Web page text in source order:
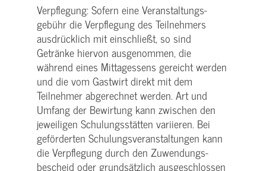
Verpflegung: Sofern eine Veranstaltungs­
gebühr die Verpflegung des Teilnehmers
ausdrücklich mit einschließt, so sind
Getränke hiervon ausgenommen, die
während eines Mittagessens gereicht werden
und die vom Gastwirt direkt mit dem
Teilnehmer abgerechnet werden. Art und
Umfang der Bewirtung kann zwischen den
jeweiligen Schulungsstätten variieren. Bei
geförderten Schulungs­veranstaltungen kann
die Verpflegung durch den Zuwendungs­
bescheid oder grundsätzlich ausgeschlossen